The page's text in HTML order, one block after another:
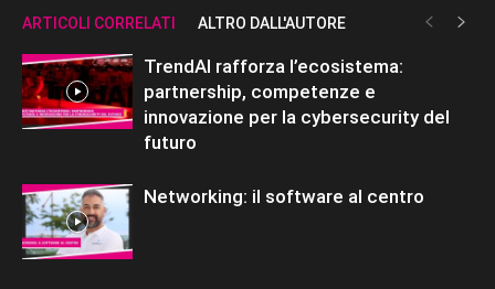
ARTICOLI CORRELATI ALTRO DALL'AUTORE
TrendAI rafforza l’ecosistema:
partnership, competenze e
innovazione per la cybersecurity del
futuro
Networking: il software al centro